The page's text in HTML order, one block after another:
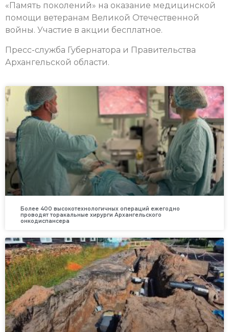
«Память поколений» на оказание медицинской
помощи ветеранам Великой Отечественной
войны. Участие в акции бесплатное.
Пресс-служба Губернатора и Правительства
Архангельской области.
Более 400 высокотехнологичных операций ежегодно
проводят торакальные хирурги Архангельского
онкодиспансера